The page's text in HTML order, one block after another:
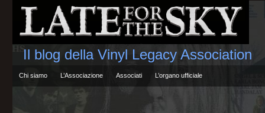
Il blog della Vinyl Legacy Association
Chi siamo L’Associazione Associati L’organo ufficiale